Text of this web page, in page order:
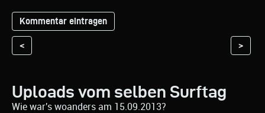
< >
Uploads vom selben Surftag
Wie war's woanders am 15.09.2013?